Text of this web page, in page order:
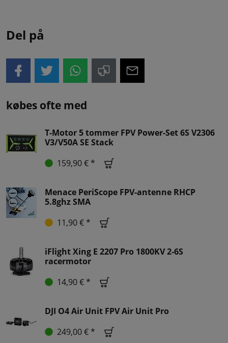
Del på
købes ofte med
T-Motor 5 tommer FPV Power-Set 6S V2306
V3/V50A SE Stack
159,90 € *
Menace PeriScope FPV-antenne RHCP
5.8ghz SMA
11,90 € *
iFlight Xing E 2207 Pro 1800KV 2-6S
racermotor
14,90 € *
DJI O4 Air Unit FPV Air Unit Pro
249,00 € *